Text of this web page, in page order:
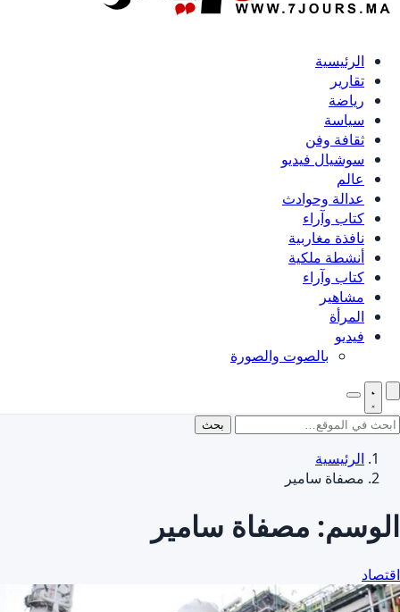
الرئيسية
تقارير
رياضة
سياسة
ثقافة وفن
سوشيال فيديو
عالم
عدالة وحوادث
كتاب وآراء
نافذة مغاربية
أنشطة ملكية
كتاب وآراء
مشاهير
المرأة
فيديو
بالصوت والصورة
بحث
الرئيسية
مصفاة سامير
الوسم: مصفاة سامير
اقتصاد